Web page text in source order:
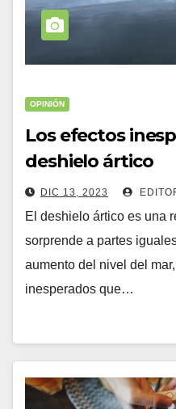
OPINIÓN
Los efectos
deshielo ártico
DIC 13, 2023
El deshielo ártico es una
sorprende a partes
aumento del nivel del
inesperados que…